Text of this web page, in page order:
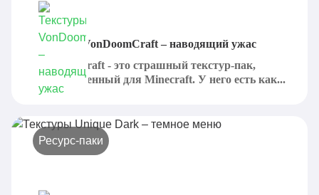
Текстуры VonDoomCraft – наводящий ужас
VonDoomCraft - это страшный текстур-пак,
предназначенный для Minecraft. У него есть как...
Ресурс-паки